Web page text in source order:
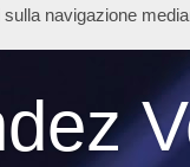
navigazione